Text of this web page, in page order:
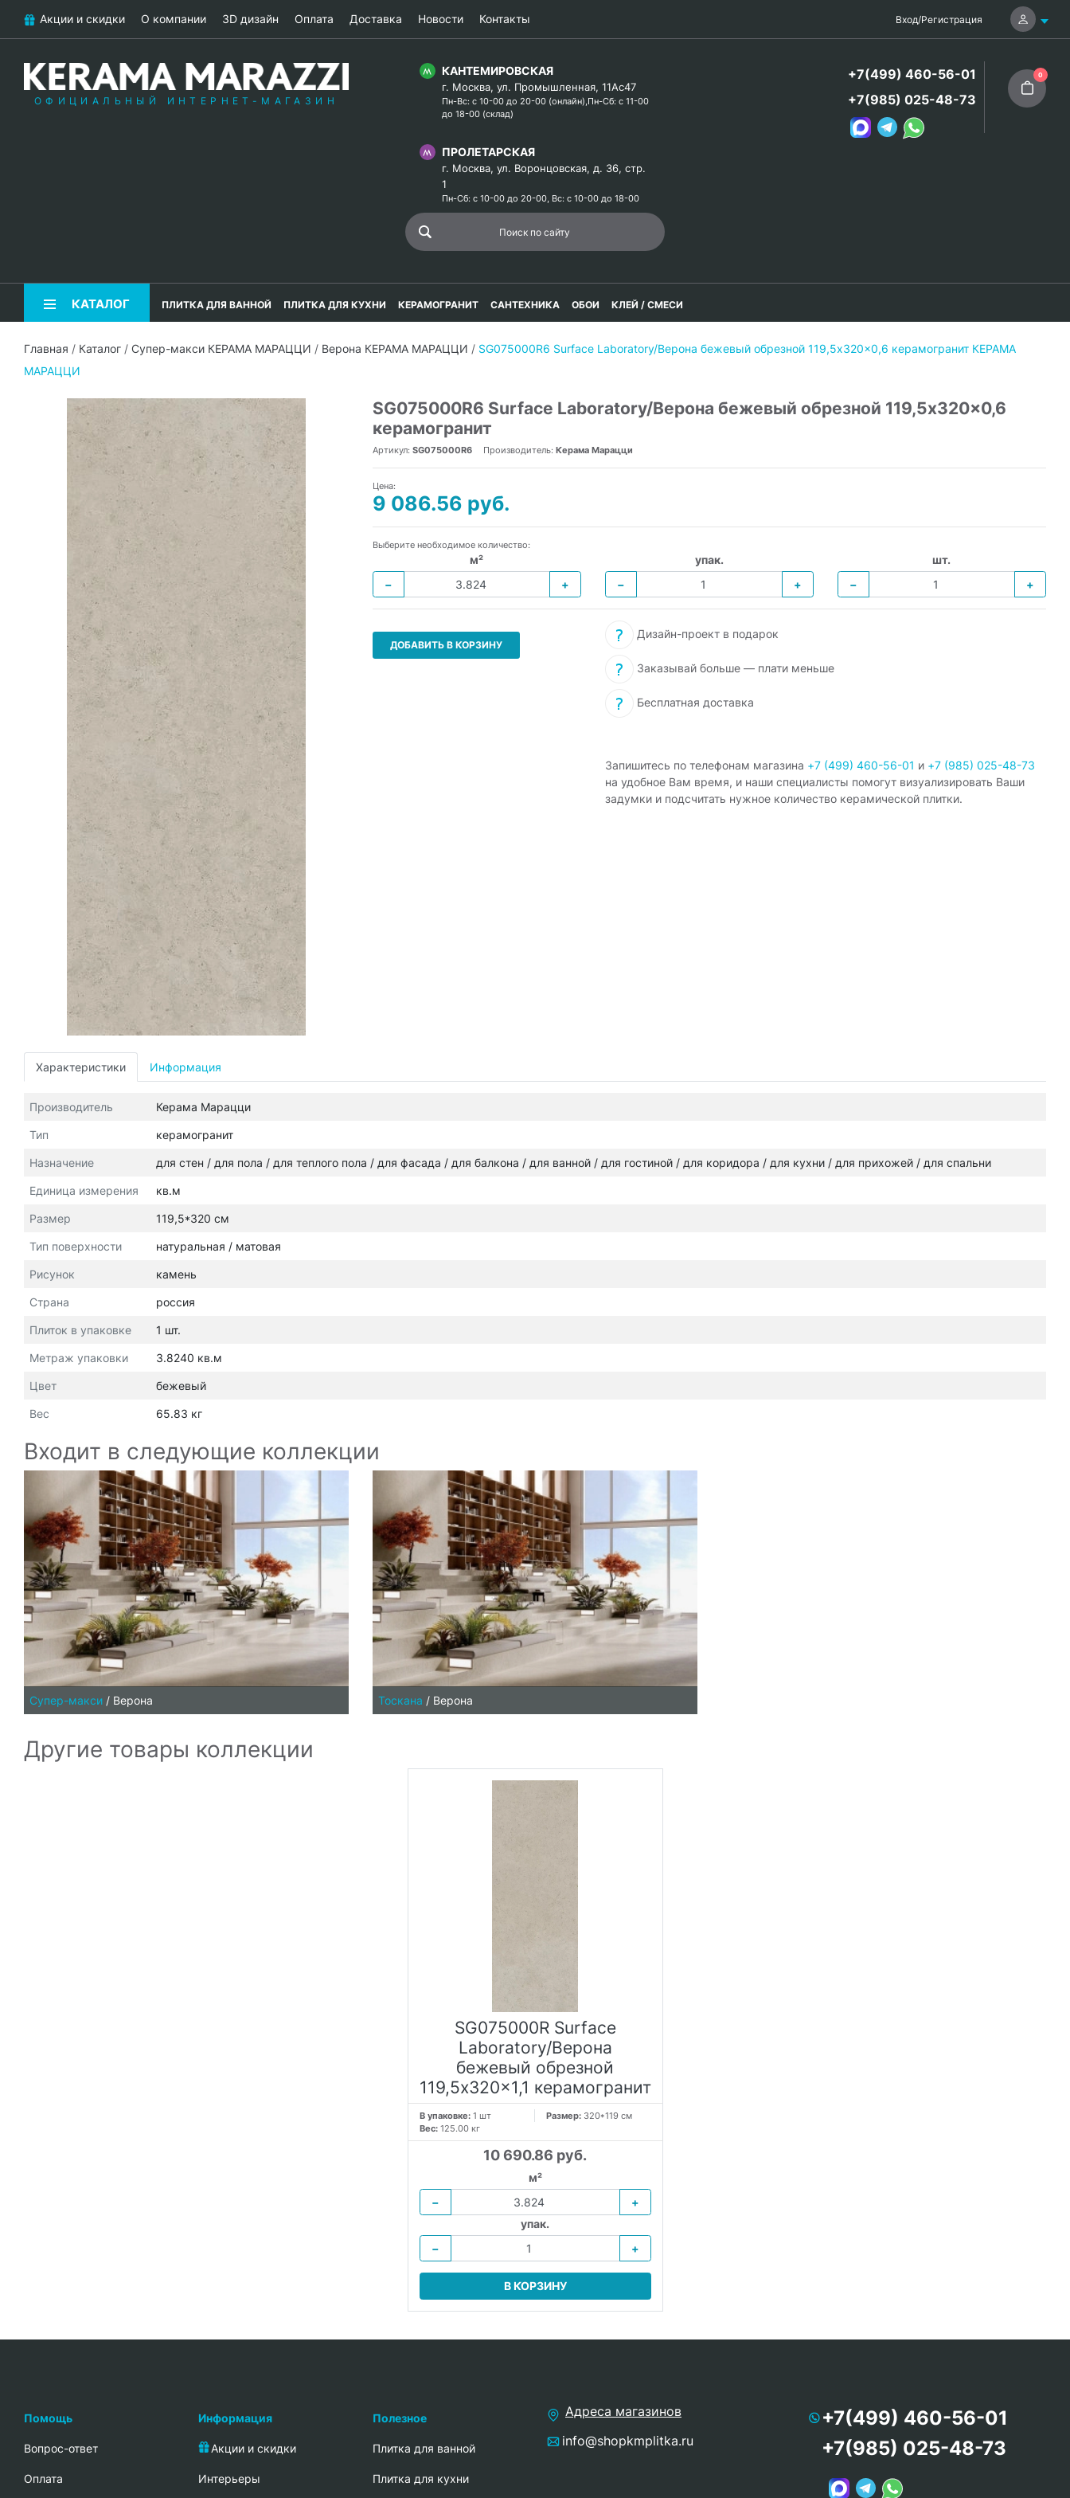
Акции и скидки О компании 3D дизайн Оплата Доставка Новости Контакты Вход/Регистрация
ОФИЦИАЛЬНЫЙ ИНТЕРНЕТ-МАГАЗИН
КАНТЕМИРОВСКАЯ
г. Москва, ул. Промышленная, 11Ас47
Пн-Вс: с 10-00 до 20-00 (онлайн),Пн-Сб: с 11-00
до 18-00 (склад)
ПРОЛЕТАРСКАЯ
г. Москва, ул. Воронцовская, д. 36, стр.
1
Пн-Сб: с 10-00 до 20-00, Вс: с 10-00 до 18-00
+7(499) 460-56-01
+7(985) 025-48-73
0
КАТАЛОГ ПЛИТКА ДЛЯ ВАННОЙ ПЛИТКА ДЛЯ КУХНИ КЕРАМОГРАНИТ САНТЕХНИКА ОБОИ КЛЕЙ / СМЕСИ
Главная / Каталог / Супер-макси КЕРАМА МАРАЦЦИ / Верона КЕРАМА МАРАЦЦИ / SG075000R6 Surface Laboratory/Верона бежевый обрезной 119,5x320x0,6 керамогранит КЕРАМА
МАРАЦЦИ
SG075000R6 Surface Laboratory/Верона бежевый обрезной 119,5x320x0,6
керамогранит
Артикул: SG075000R6 Производитель: Керама Марацци
Цена:
9 086.56 руб.
Выберите необходимое количество:
м²
−
+
упак.
−
+
шт.
−
+
ДОБАВИТЬ В КОРЗИНУ
Дизайн-проект в подарок
Заказывай больше — плати меньше
Бесплатная доставка
Запишитесь по телефонам магазина +7 (499) 460-56-01 и +7 (985) 025-48-73
на удобное Вам время, и наши специалисты помогут визуализировать Ваши
задумки и подсчитать нужное количество керамической плитки.
Характеристики Информация
Производитель Керама Марацци
Тип керамогранит
Назначение для стен / для пола / для теплого пола / для фасада / для балкона / для ванной / для гостиной / для коридора / для кухни / для прихожей / для спальни
Единица измерения кв.м
Размер 119,5*320 см
Тип поверхности натуральная / матовая
Рисунок камень
Страна россия
Плиток в упаковке 1 шт.
Метраж упаковки 3.8240 кв.м
Цвет бежевый
Вес 65.83 кг
Входит в следующие коллекции
Супер-макси / Верона Тоскана / Верона
Другие товары коллекции
SG075000R Surface
Laboratory/Верона
бежевый обрезной
119,5x320x1,1 керамогранит
В упаковке:1 шт Размер: 320*119 см
Вес: 125.00 кг
10 690.86 руб.
м²
−
+
упак.
−
+
В КОРЗИНУ
Помощь
Вопрос-ответ
Oплата
Информация
Акции и скидки
Интерьеры
Полезное
Плитка для ванной
Плитка для кухни
Адреса магазинов
info@shopkmplitka.ru
+7(499) 460-56-01
+7(985) 025-48-73